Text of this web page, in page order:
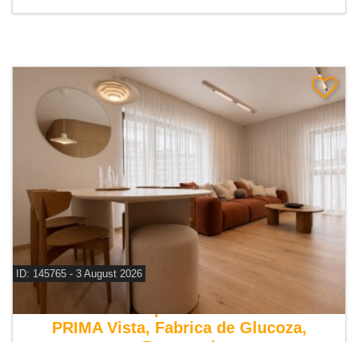
ID: 145765 - 3 August 2026
De inchiriat apartament 3 camere
PRIMA Vista, Fabrica de Glucoza,